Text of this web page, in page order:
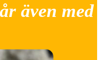
även med